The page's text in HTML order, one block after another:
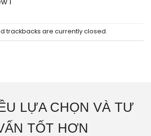
trackbacks are currently closed.
LỰA CHỌN VÀ TƯ
TỐT HƠN